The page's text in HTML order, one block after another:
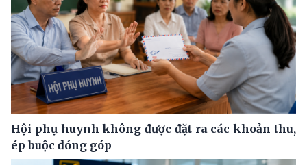
Hội phụ huynh không được đặt ra các khoản thu,
ép buộc đóng góp